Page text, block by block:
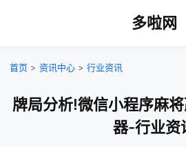
多啦网
首页 > 资讯中心 > 行业资讯
牌局分析!微信小程序麻
器-行业资